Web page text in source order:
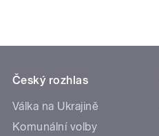
Český rozhlas
Válka na Ukrajině
Komunální volby